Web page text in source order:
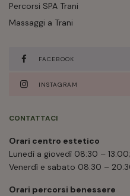
Percorsi SPA Trani
Massaggi a Trani
FACEBOOK
INSTAGRAM
CONTATTACI
Orari centro estetico
Lunedì a giovedì 08:30 –
Venerdì e sabato 08:30 –
Orari percorsi benessere